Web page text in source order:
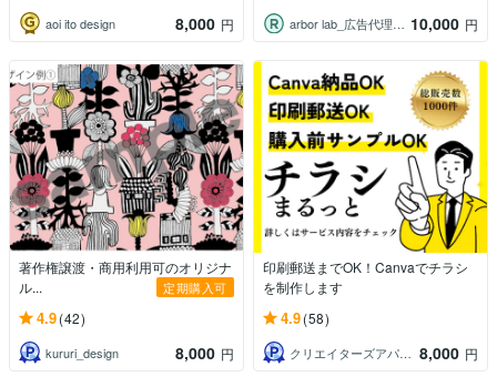
aoi ito design 8,000 円 arbor lab_広告代理店出身 10,000 円
著作権譲渡・商用利用可のオリジナ
ル...
定期購入可
4.9(42)
kururi_design 8,000 円
印刷郵送までOK！Canvaでチラシ
を制作します
4.9(58)
クリエイターズアパートメントチーム 8,000 円